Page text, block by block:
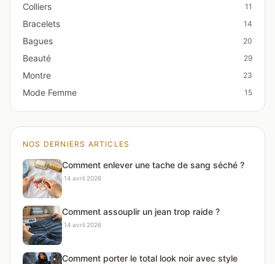
Colliers 11
Bracelets 14
Bagues 20
Beauté 29
Montre 23
Mode Femme 15
NOS DERNIERS ARTICLES
Comment enlever une tache de sang séché ?
·14 avril 2026
Comment assouplir un jean trop raide ?
·14 avril 2026
Comment porter le total look noir avec style